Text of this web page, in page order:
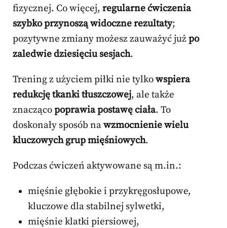
fizycznej. Co więcej, regularne ćwiczenia
szybko przynoszą widoczne rezultaty;
pozytywne zmiany możesz zauważyć jużpo
zaledwie dziesięciu sesjach.
Trening z użyciem piłki nie tylkowspiera
redukcję tkanki tłuszczowej, ale także
znaczącopoprawia postawę ciała. To
doskonały sposób nawzmocnienie wielu
kluczowych grup mięśniowych.
Podczas ćwiczeń aktywowane są m.in.:
mięśnie głębokie i przykręgosłupowe,
kluczowe dla stabilnej sylwetki,
mięśnie klatki piersiowej,